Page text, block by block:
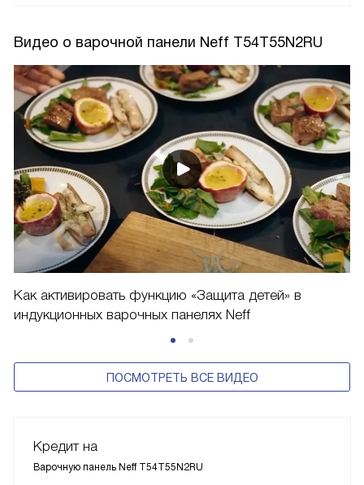
Видео о варочной панели Neff T54T55N2RU
Как активировать функцию «Защита детей» в
индукционных варочных панелях Neff
ПОСМОТРЕТЬ ВСЕ ВИДЕО
Кредит на
Варочную панель Neff T54T55N2RU